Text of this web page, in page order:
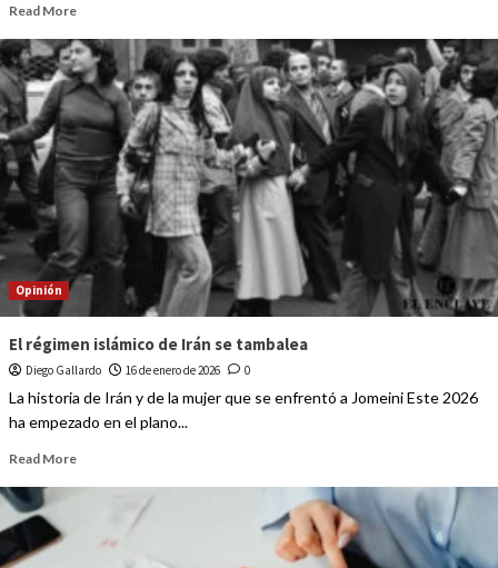
Read More
Opinión
El régimen islámico de Irán se tambalea
Diego Gallardo 16 de enero de 2026 0
La historia de Irán y de la mujer que se enfrentó a Jomeini Este 2026
ha empezado en el plano...
Read More